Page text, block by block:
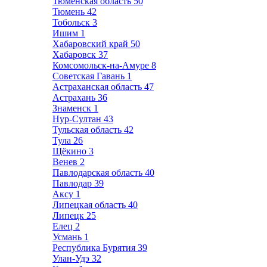
Тюмень 42
Тобольск 3
Ишим 1
Хабаровский край 50
Хабаровск 37
Комсомольск-на-Амуре 8
Советская Гавань 1
Астраханская область 47
Астрахань 36
Знаменск 1
Нур-Султан 43
Тульская область 42
Тула 26
Щёкино 3
Венев 2
Павлодарская область 40
Павлодар 39
Аксу 1
Липецкая область 40
Липецк 25
Елец 2
Усмань 1
Республика Бурятия 39
Улан-Удэ 32